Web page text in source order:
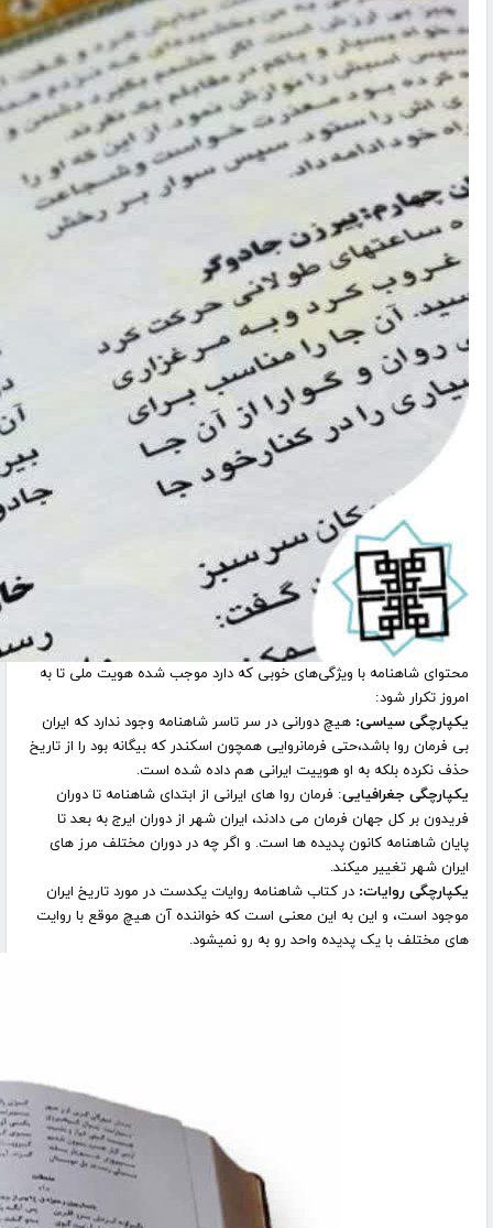
محتوای شاهنامه با ويژگی‌های خوبی که دارد موجب شده هویت ملی تا به
امروز تکرار شود:
یکپارچگی سیاسی: هیچ دورانی در سر تاسر شاهنامه وجود ندارد که ایران
بی فرمان روا باشد،حتی فرمانروایی همچون اسکندر که بیگانه بود را از تاریخ
حذف نکرده بلکه به او هوییت ایرانی هم داده شده است.
یکپارچگی جغرافیایی: فرمان روا های ایرانی از ابتدای شاهنامه تا دوران
فریدون بر کل جهان فرمان می دادند، ایران شهر از دوران ایرج به بعد تا
پایان شاهنامه کانون پدیده ها است. و اگر چه در دوران مختلف مرز های
ایران شهر تغییر میکند.
یکپارچگی روایات:در کتاب شاهنامه روایات یکدست در مورد تاریخ ایران
موجود است، و این به این معنی است که خواننده آن هیچ موقع با روایت
های مختلف با یک پدیده واحد رو به رو نمیشود.